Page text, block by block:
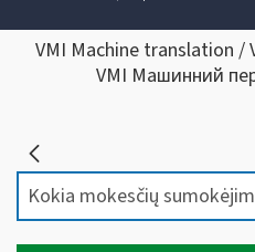
VMI Machine translation
VMI Машинний